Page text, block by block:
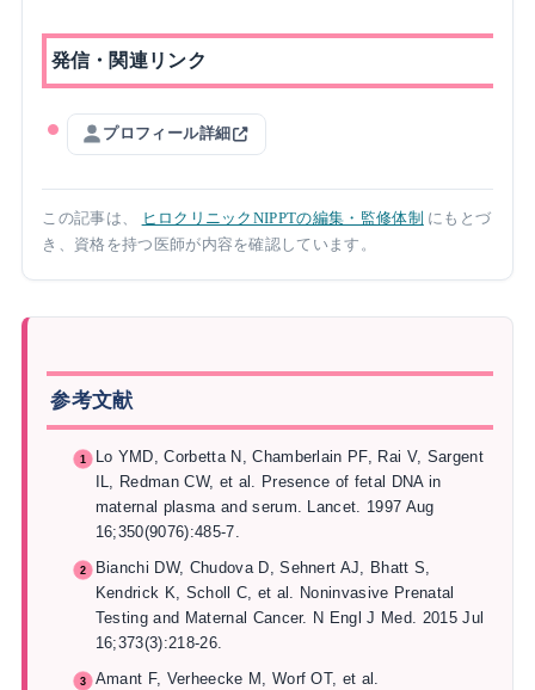
発信・関連リンク
プロフィール詳細
この記事は、 ヒロクリニックNIPPTの編集・監修体制 にもとづ
き、資格を持つ医師が内容を確認しています。
参考文献
Lo YMD, Corbetta N, Chamberlain PF, Rai V, Sargent
IL, Redman CW, et al. Presence of fetal DNA in
maternal plasma and serum. Lancet. 1997 Aug
16;350(9076):485-7.
Bianchi DW, Chudova D, Sehnert AJ, Bhatt S,
Kendrick K, Scholl C, et al. Noninvasive Prenatal
Testing and Maternal Cancer. N Engl J Med. 2015 Jul
16;373(3):218-26.
Amant F, Verheecke M, Worf OT, et al.